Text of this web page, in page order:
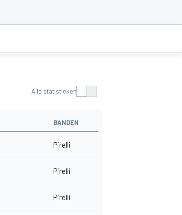
Alle statistieken
BANDEN
Pirelli
Pirelli
Pirelli